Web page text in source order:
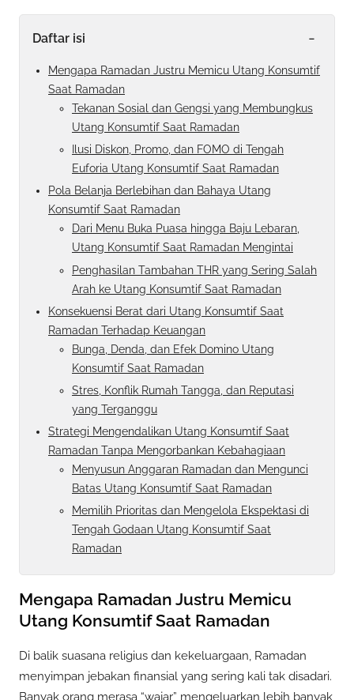
Daftar isi -
Mengapa Ramadan Justru Memicu Utang Konsumtif
Saat Ramadan
Tekanan Sosial dan Gengsi yang Membungkus
Utang Konsumtif Saat Ramadan
Ilusi Diskon, Promo, dan FOMO di Tengah
Euforia Utang Konsumtif Saat Ramadan
Pola Belanja Berlebihan dan Bahaya Utang
Konsumtif Saat Ramadan
Dari Menu Buka Puasa hingga Baju Lebaran,
Utang Konsumtif Saat Ramadan Mengintai
Penghasilan Tambahan THR yang Sering Salah
Arah ke Utang Konsumtif Saat Ramadan
Konsekuensi Berat dari Utang Konsumtif Saat
Ramadan Terhadap Keuangan
Bunga, Denda, dan Efek Domino Utang
Konsumtif Saat Ramadan
Stres, Konflik Rumah Tangga, dan Reputasi
yang Terganggu
Strategi Mengendalikan Utang Konsumtif Saat
Ramadan Tanpa Mengorbankan Kebahagiaan
Menyusun Anggaran Ramadan dan Mengunci
Batas Utang Konsumtif Saat Ramadan
Memilih Prioritas dan Mengelola Ekspektasi di
Tengah Godaan Utang Konsumtif Saat
Ramadan
Mengapa Ramadan Justru Memicu
Utang Konsumtif Saat Ramadan
Di balik suasana religius dan kekeluargaan, Ramadan
menyimpan jebakan finansial yang sering kali tak disadari.
Banyak orang merasa “wajar” mengeluarkan lebih banyak